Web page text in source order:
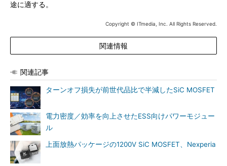
途に適する。
Copyright © ITmedia, Inc. All Rights Reserved.
関連情報
関連記事
ターンオフ損失が前世代品比で半減したSiC MOSFET
電力密度／効率を向上させたESS向けパワーモジュー
ル
上面放熱パッケージの1200V SiC MOSFET、Nexperia